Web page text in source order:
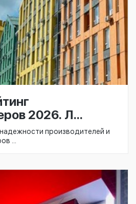
2026. Л...
надежности производителей и
...